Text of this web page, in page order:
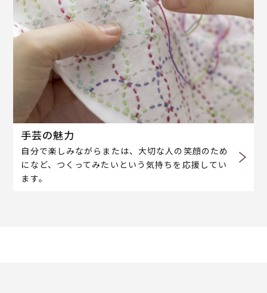
手芸の魅力
自分で楽しみながらまたは、大切な人の笑顔のため
になど、つくってみたいという気持ちを応援してい
ます。